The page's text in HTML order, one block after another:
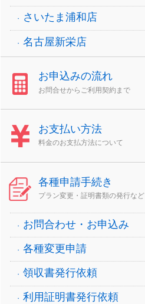
さいたま浦和店
名古屋新栄店
お申込みの流れ
お問合せからご利用契約まで
お支払い方法
料金のお支払方法について
各種申請手続き
プラン変更・証明書類の発行など
お問合わせ・お申込み
各種変更申請
領収書発行依頼
利用証明書発行依頼